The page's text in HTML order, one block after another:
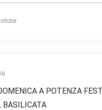
A POTENZA
BASILICATA